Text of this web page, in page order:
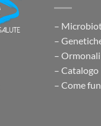
–
–
– Ormonali
– Catalogo
– Come